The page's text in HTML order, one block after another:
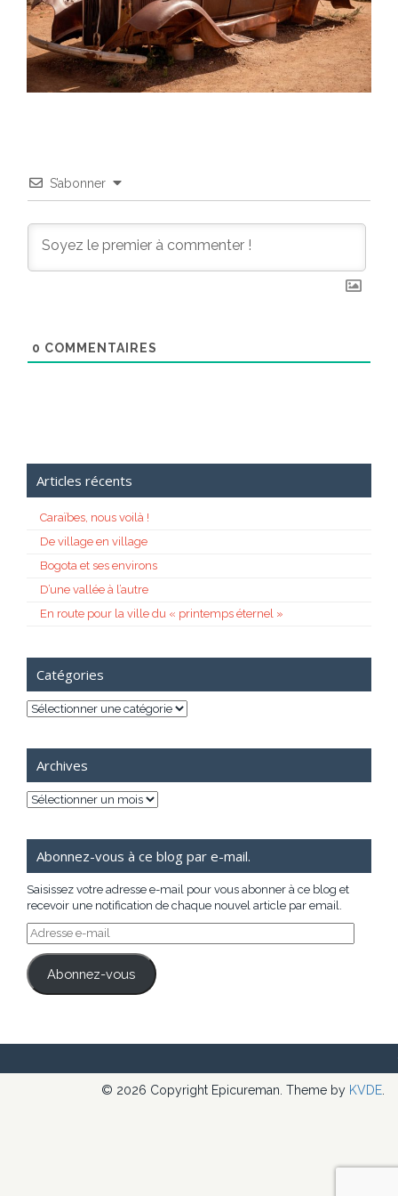
S’abonner
0 COMMENTAIRES
Articles récents
Caraïbes, nous voilà !
De village en village
Bogota et ses environs
D’une vallée à l’autre
En route pour la ville du « printemps éternel »
Catégories
Catégories
Archives
Archives
Abonnez-vous à ce blog par e-mail.
Saisissez votre adresse e-mail pour vous abonner à ce blog et
recevoir une notification de chaque nouvel article par email.
Adresse
e-
mail
Abonnez-vous
© 2026 Copyright Epicureman. Theme by KVDE.